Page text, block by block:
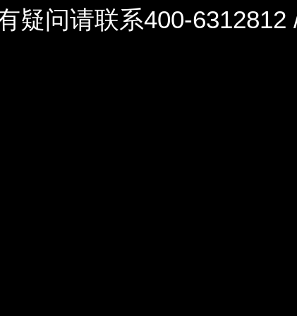
疑问请联系400-6312812